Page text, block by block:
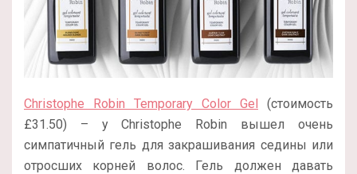
Christophe Robin Temporary Color Gel (стоимость
£31.50) – у Christophe Robin вышел очень
симпатичный гель для закрашивания седины или
отросших корней волос. Гель должен давать